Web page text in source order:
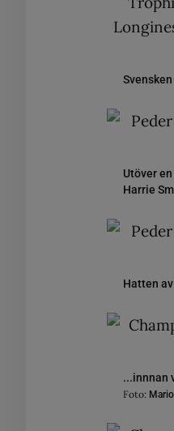
Utöver
Harrie
Hatten
...innnan
Foto: